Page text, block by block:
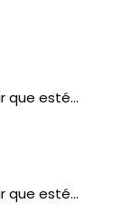
que esté…
que esté…